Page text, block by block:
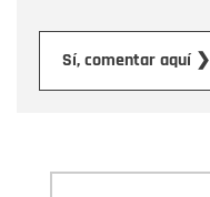
Sí, comentar aquí ❯